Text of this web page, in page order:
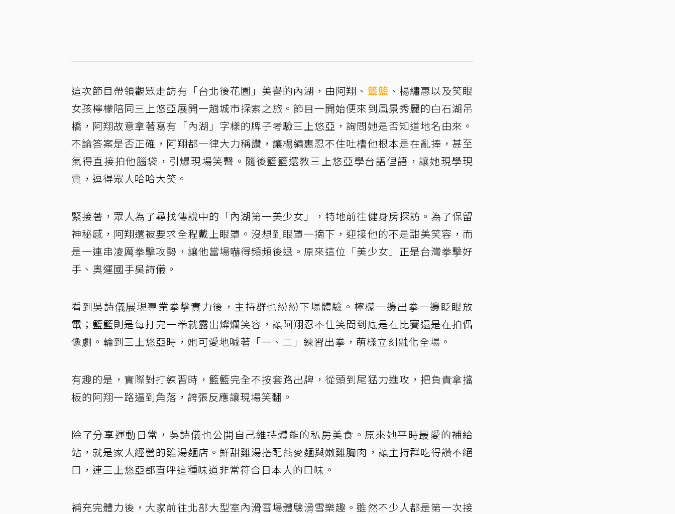
這次節目帶領觀眾走訪有「台北後花園」美譽的內湖，由阿翔、 籃籃 、楊繡惠以及笑眼
女孩檸檬陪同三上悠亞展開一趟城市探索之旅。節目一開始便來到風景秀麗的白石湖吊
橋，阿翔故意拿著寫有「內湖」字樣的牌子考驗三上悠亞，詢問她是否知道地名由來。
不論答案是否正確，阿翔都一律大力稱讚，讓楊繡惠忍不住吐槽他根本是在亂捧，甚至
氣得直接拍他腦袋，引爆現場笑聲。隨後籃籃還教三上悠亞學台語俚語，讓她現學現
賣，逗得眾人哈哈大笑。
緊接著，眾人為了尋找傳說中的「內湖第一美少女」，特地前往健身房探訪。為了保留
神秘感，阿翔還被要求全程戴上眼罩。沒想到眼罩一摘下，迎接他的不是甜美笑容，而
是一連串凌厲拳擊攻勢，讓他當場嚇得頻頻後退。原來這位「美少女」正是台灣拳擊好
手、奧運國手吳詩儀。
看到吳詩儀展現專業拳擊實力後，主持群也紛紛下場體驗。檸檬一邊出拳一邊眨眼放
電；籃籃則是每打完一拳就露出燦爛笑容，讓阿翔忍不住笑問到底是在比賽還是在拍偶
像劇。輪到三上悠亞時，她可愛地喊著「一、二」練習出拳，萌樣立刻融化全場。
有趣的是，實際對打練習時，籃籃完全不按套路出牌，從頭到尾猛力進攻，把負責拿擋
板的阿翔一路逼到角落，誇張反應讓現場笑翻。
除了分享運動日常，吳詩儀也公開自己維持體能的私房美食。原來她平時最愛的補給
站，就是家人經營的雞湯麵店。鮮甜雞湯搭配蕎麥麵與嫩雞胸肉，讓主持群吃得讚不絕
口，連三上悠亞都直呼這種味道非常符合日本人的口味。
補充完體力後，大家前往北部大型室內滑雪場體驗滑雪樂趣。雖然不少人都是第一次接